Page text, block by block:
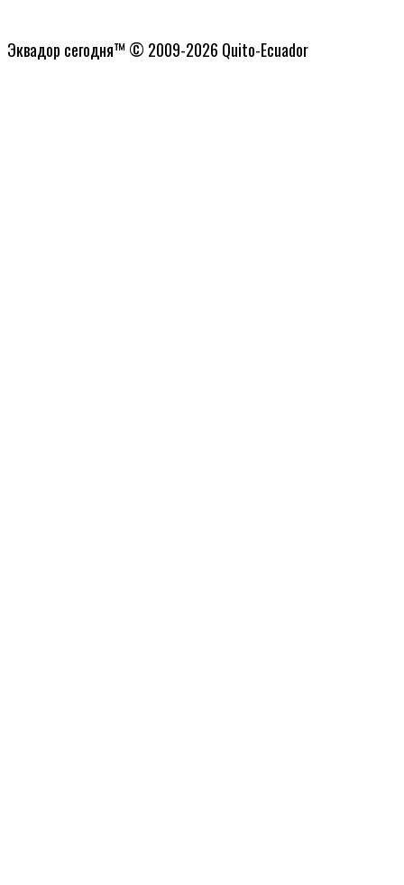
Эквадор сегодня™ © 2009-2026 Quito-Ecuador